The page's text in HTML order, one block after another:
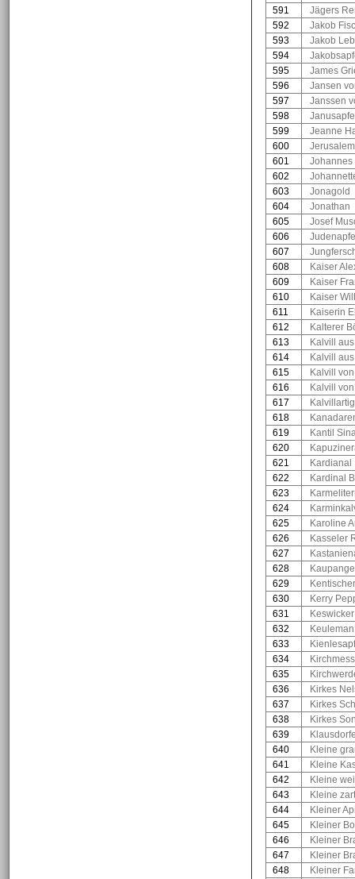
591
Jägers
592
Jakob
593
Jakob
594
595
James
596
Jansen
597
Janssen
598
599
Jeanne
600
601
Johannes
602
603
Jonagold
604
Jonathan
605
Josef
606
607
608
Kaiser
609
Kaiser
610
Kaiser
611
Kaiserin
612
Kalterer
613
Kalvill
614
Kalvill
615
Kalvill
616
Kalvill
617
618
619
Kantil
620
621
Kardianal
622
Kardinal
623
624
625
Karoline
626
Kasseler
627
628
629
630
Kerry
631
632
Keuleman
633
634
635
636
Kirkes
637
Kirkes
638
Kirkes
639
640
Kleine
641
Kleine
642
Kleine
643
Kleine
644
Kleiner
645
Kleiner
646
Kleiner
647
Kleiner
648
Kleiner